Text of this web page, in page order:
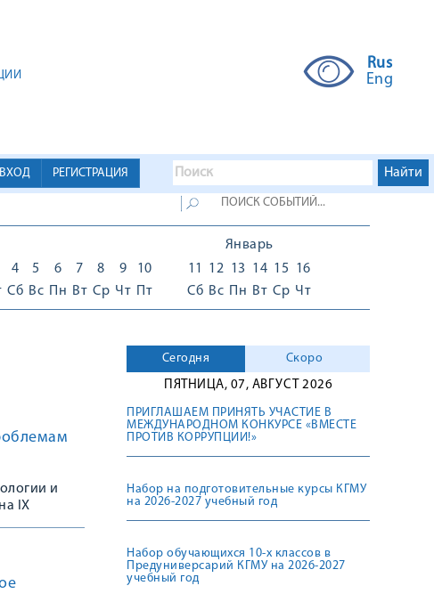
Rus
Eng
ВХОД РЕГИСТРАЦИЯ
4
Сб
5
Вс
6
Пн
7
Вт
8
Ср
9
Чт
10
Пт
Январь
11
Сб
12
Вс
13
Пн
14
Вт
15
Ср
16
Чт
и
IX
Сегодня
Скоро
ПЯТНИЦА, 07, АВГУСТ 2026
ПРИГЛАШАЕМ ПРИНЯТЬ УЧАСТИЕ В
МЕЖДУНАРОДНОМ КОНКУРСЕ «ВМЕСТЕ
ПРОТИВ КОРРУПЦИИ!»
Набор на подготовительные курсы КГМУ
на 2026-2027 учебный год
Набор обучающихся 10-х классов в
Предуниверсарий КГМУ на 2026-2027
учебный год